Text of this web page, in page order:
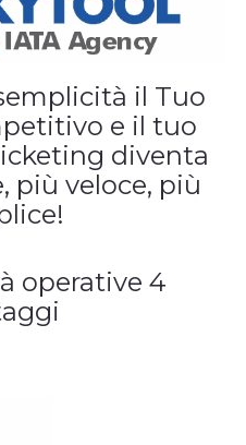
il Tuo
e il tuo
diventa
più veloce, più
operative 4